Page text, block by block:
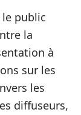
public
la
à
sur les
les
diffuseurs,